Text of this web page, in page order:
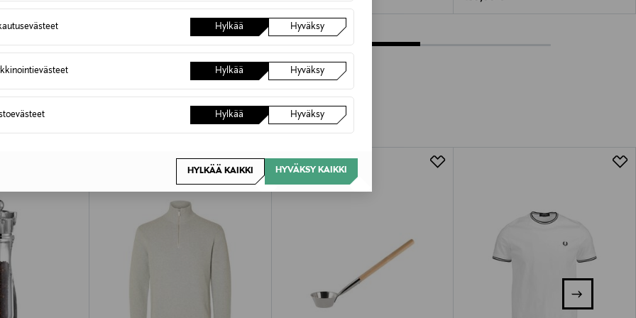
Hylkää Hyväksy
Hylkää Hyväksy
Hylkää Hyväksy
HYLKÄÄ KAIKKI HYVÄKSY KAIKKI